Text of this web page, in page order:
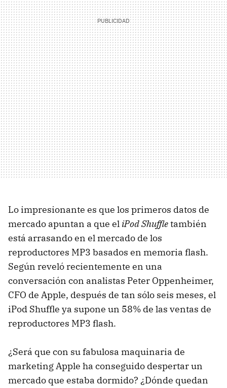
Lo impresionante es que los primeros datos de
mercado apuntan a que el iPod Shuffletambién
está arrasando en el mercado de los
reproductores MP3 basados en memoria flash.
Según reveló recientemente en una
conversación con analistas Peter Oppenheimer,
CFO de Apple, después de tan sólo seis meses, el
iPod Shuffle ya supone un 58% de las ventas de
reproductores MP3 flash.
¿Será que con su fabulosa maquinaria de
marketing Apple ha conseguido despertar un
mercado que estaba dormido? ¿Dónde quedan